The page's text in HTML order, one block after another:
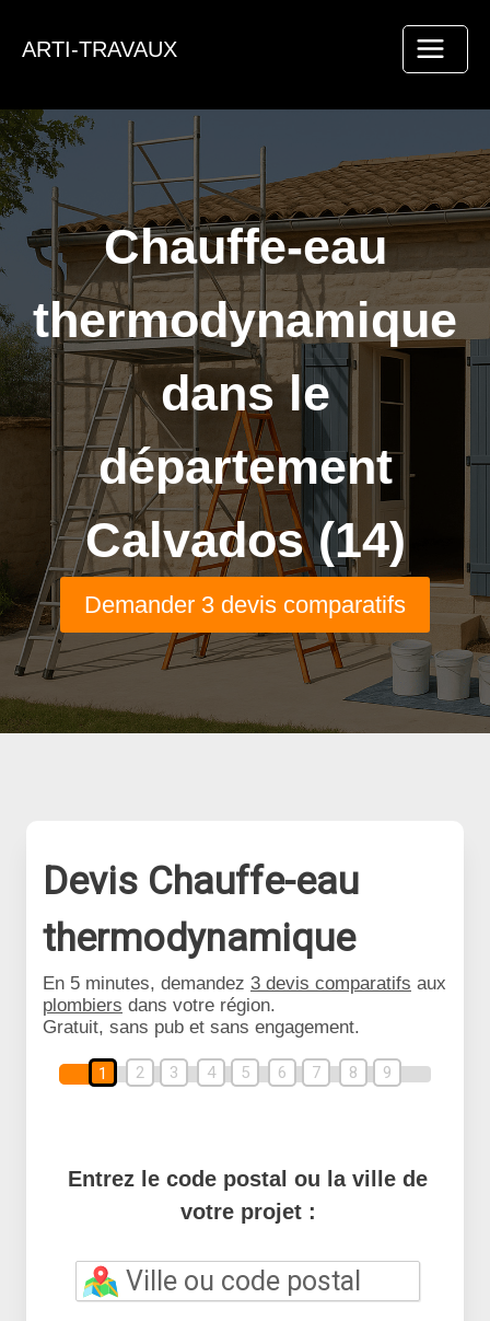
ARTI-TRAVAUX
Chauffe-eau
thermodynamique
dans le
département
Calvados (14)
Demander 3 devis comparatifs
Devis Chauffe-eau
thermodynamique
En 5 minutes, demandez 3 devis comparatifs aux
plombiers dans votre région.
Gratuit, sans pub et sans engagement.
1 2 3 4 5 6 7 8 9
Entrez le code postal ou la ville de
votre projet :